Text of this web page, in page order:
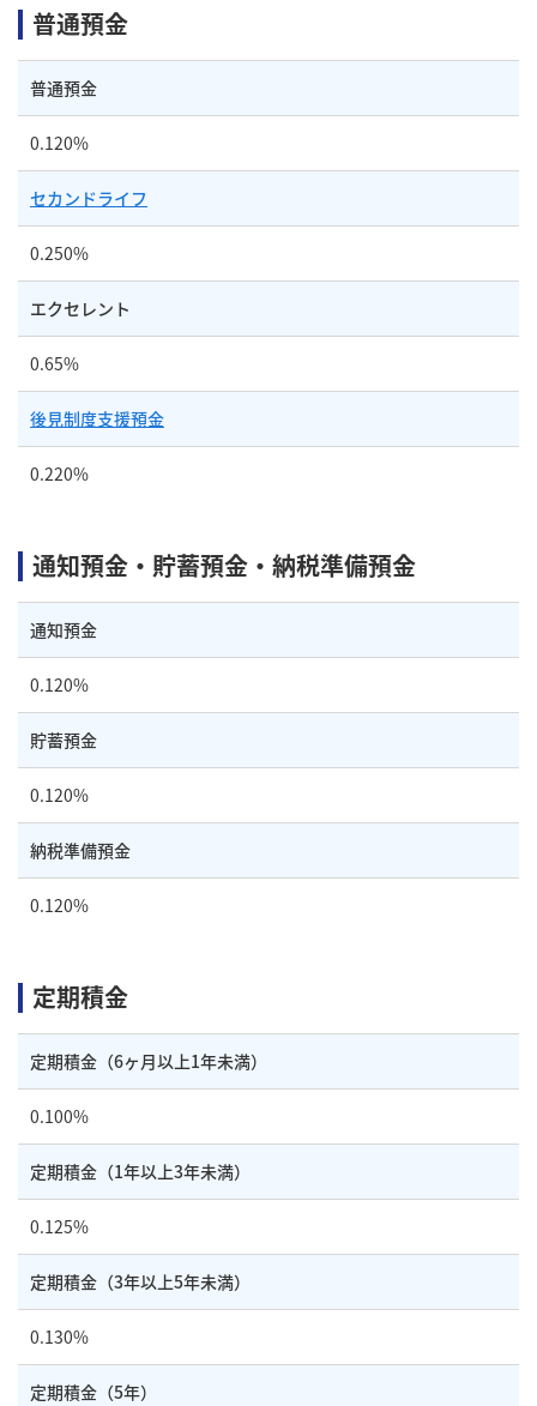
普通預金
普通預金
0.120%
セカンドライフ
0.250%
エクセレント
0.65%
後見制度支援預金
0.220%
通知預金・貯蓄預金・納税準備預金
通知預金
0.120%
貯蓄預金
0.120%
納税準備預金
0.120%
定期積金
定期積金 （6ヶ月以上1年未満）
0.100%
定期積金 （1年以上3年未満）
0.125%
定期積金 （3年以上5年未満）
0.130%
定期積金 （5年）